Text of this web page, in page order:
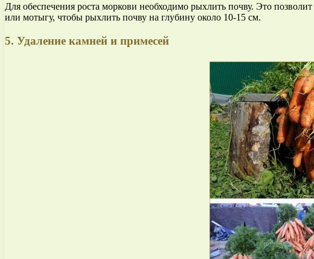
Для обеспечения роста моркови необходимо рыхлить почву. Это
или мотыгу, чтобы рыхлить почву на глубину около 10-15 см.
5. Удаление камней и примесей